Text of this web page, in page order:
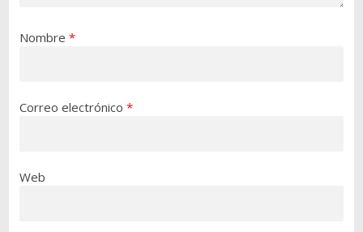
Nombre *
Correo electrónico *
Web